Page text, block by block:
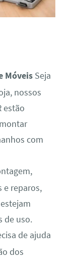
MóveisSeja
nossos
estão
com
e reparos,
de uso.
de ajuda
dos